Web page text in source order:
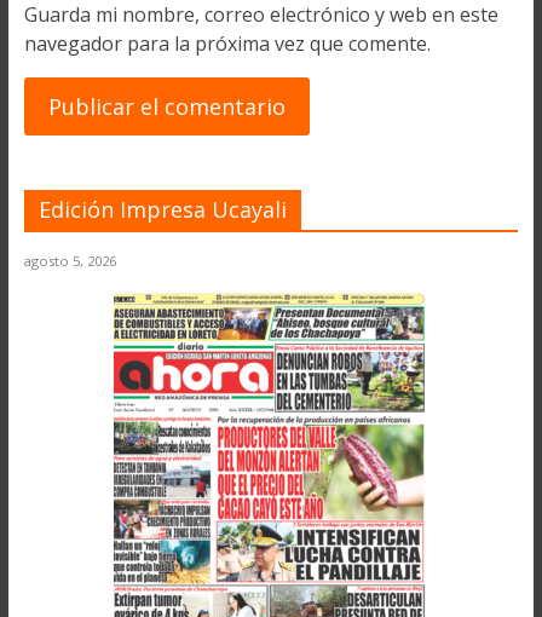
Guarda mi nombre, correo electrónico y web en este
navegador para la próxima vez que comente.
Edición Impresa Ucayali
agosto 5, 2026